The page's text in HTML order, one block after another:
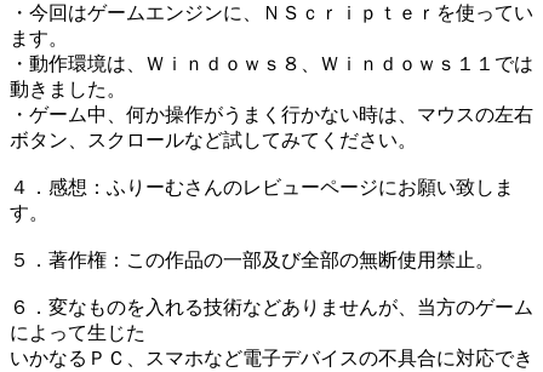
・今回はゲームエンジンに、ＮＳｃｒｉｐｔｅｒを使ってい
ます。
・動作環境は、Ｗｉｎｄｏｗｓ８、Ｗｉｎｄｏｗｓ１１では
動きました。
・ゲーム中、何か操作がうまく行かない時は、マウスの左右
ボタン、スクロールなど試してみてください。
４．感想：ふりーむさんのレビューページにお願い致しま
す。
５．著作権：この作品の一部及び全部の無断使用禁止。
６．変なものを入れる技術などありませんが、当方のゲーム
によって生じた
いかなるＰＣ、スマホなど電子デバイスの不具合に対応でき